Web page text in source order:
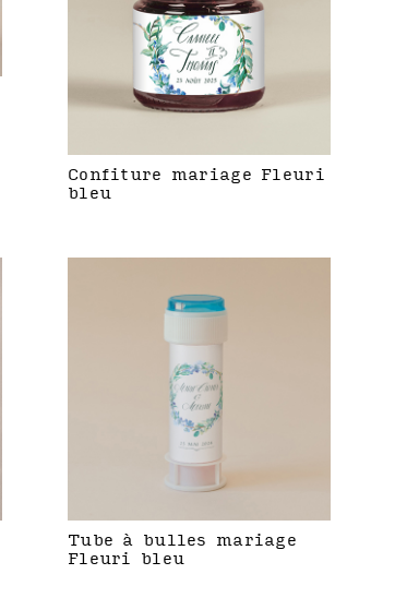
Confiture mariage Fleuri
bleu
Tube à bulles mariage
Fleuri bleu